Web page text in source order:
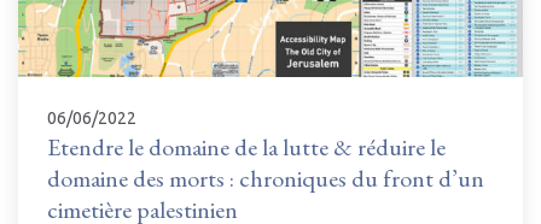
06/06/2022
Etendre le domaine de la lutte & réduire le
domaine des morts : chroniques du front d’un
cimetière palestinien